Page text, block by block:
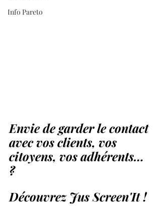
Info Pareto
Envie de garder le contact
avec vos clients, vos
citoyens, vos adhérents…
?
Découvrez Jus Screen'It !